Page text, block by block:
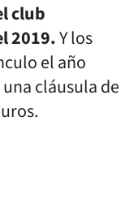
club
2019.Y los
el año
cláusula de